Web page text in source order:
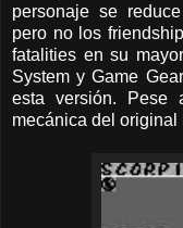
personaje se
pero no los
fatalities en su
System y Game
esta versión. Pese
mecánica del original